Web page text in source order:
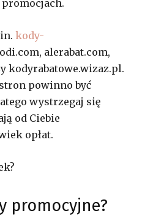
kody-
alerabat.com,
kodyrabatowe.wizaz.pl.
powinno być
wystrzegaj się
od Ciebie
opłat.
promocyjne?